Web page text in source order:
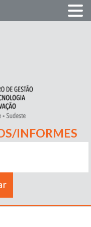
INFORMES